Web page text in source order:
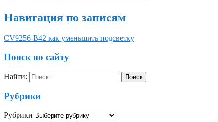
Навигация по записям
CV9256-B42 как уменьшить подсветку
Поиск по сайту
Найти:
Рубрики
Рубрики